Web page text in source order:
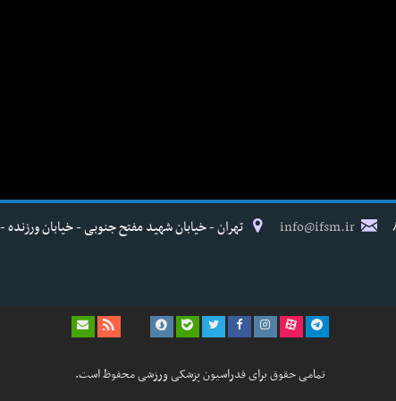
info@ifsm.ir تهران - خیابان شهید مفتح جنوبی - خیابان ورزنده - پلاک ۱۷ - فدراسیون
تمامی حقوق برای فدراسیون پزشکی ورزشی محفوظ است.